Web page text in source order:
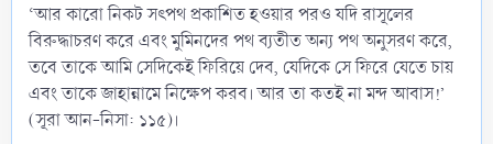
‘আর কারো নিকট সৎপথ প্রকাশিত হওয়ার পরও যদি রাসূলের
বিরুদ্ধাচরণ করে এবং মুমিনদের পথ ব্যতীত অন্য পথ অনুসরণ করে,
তবে তাকে আমি সেদিকেই ফিরিয়ে দেব, যেদিকে সে ফিরে যেতে চায়
এবং তাকে জাহান্নামে নিক্ষেপ করব। আর তা কতই না মন্দ আবাস!’
(সূরা আন-নিসা: ১১৫)।